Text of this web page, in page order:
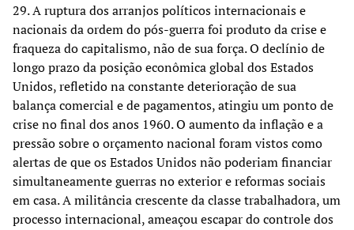
29. A ruptura dos arranjos políticos internacionais e
nacionais da ordem do pós-guerra foi produto da crise e
fraqueza do capitalismo, não de sua força. O declínio de
longo prazo da posição econômica global dos Estados
Unidos, refletido na constante deterioração de sua
balança comercial e de pagamentos, atingiu um ponto de
crise no final dos anos 1960. O aumento da inflação e a
pressão sobre o orçamento nacional foram vistos como
alertas de que os Estados Unidos não poderiam financiar
simultaneamente guerras no exterior e reformas sociais
em casa. A militância crescente da classe trabalhadora, um
processo internacional, ameaçou escapar do controle dos